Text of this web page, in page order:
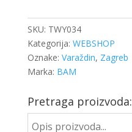
SKU: TWY034
Kategorija: WEBSHOP
Oznake: Varaždin, Zagreb
Marka: BAM
Pretraga proizvoda: